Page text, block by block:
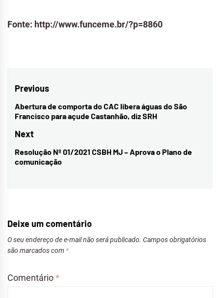
Fonte: http://www.funceme.br/?p=8860
Navegação
de
Previous
Previous
post:
Abertura de comporta do CAC libera águas do São
Francisco para açude Castanhão, diz SRH
Next
Next
post:
Resolução Nº 01/2021 CSBH MJ – Aprova o Plano de
comunicação
Deixe um comentário
O seu endereço de e-mail não será publicado. Campos obrigatórios
são marcados com *
Comentário*